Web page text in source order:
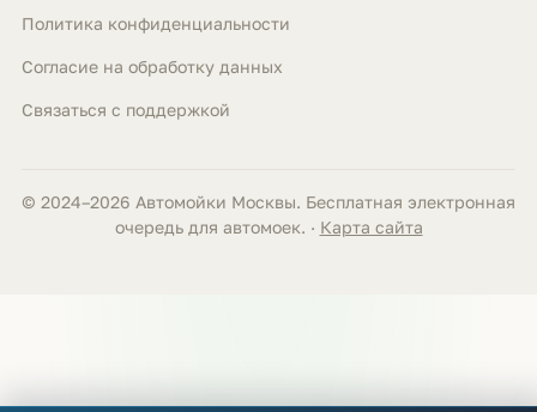
Политика конфиденциальности
Согласие на обработку данных
Связаться с поддержкой
© 2024–2026 Автомойки Москвы. Бесплатная электронная
очередь для автомоек. · Карта сайта